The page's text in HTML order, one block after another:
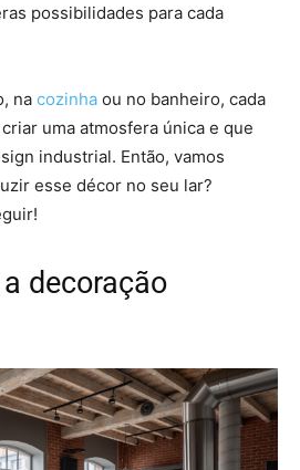
possibilidades para cada
na cozinha ou no banheiro, cada
uma atmosfera única e que
industrial. Então, vamos
esse décor no seu lar?
decoração